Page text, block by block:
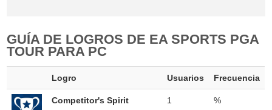
GUÍA DE LOGROS DE EA SPORTS PGA
TOUR PARA PC
Logro Usuarios Frecuencia
Competitor's Spirit
1 %